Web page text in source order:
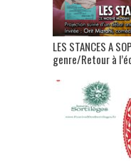
LES STANCES A
genre/Retour à